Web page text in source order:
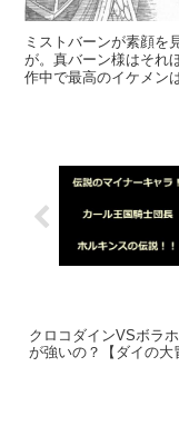
ミストバーンが素顔を
が。真バーン様はそれ
作中で最高のイケメン
クロコダインVSボラ
が強いの？【ダイの大